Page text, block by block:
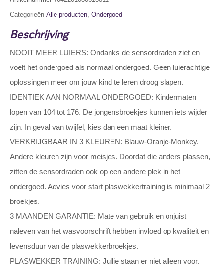
Categorieën Alle producten, Ondergoed
Beschrijving
NOOIT MEER LUIERS: Ondanks de sensordraden ziet en
voelt het ondergoed als normaal ondergoed. Geen luierachtige
oplossingen meer om jouw kind te leren droog slapen.
IDENTIEK AAN NORMAAL ONDERGOED: Kindermaten
lopen van 104 tot 176. De jongensbroekjes kunnen iets wijder
zijn. In geval van twijfel, kies dan een maat kleiner.
VERKRIJGBAAR IN 3 KLEUREN: Blauw-Oranje-Monkey.
Andere kleuren zijn voor meisjes. Doordat die anders plassen,
zitten de sensordraden ook op een andere plek in het
ondergoed. Advies voor start plaswekkertraining is minimaal 2
broekjes.
3 MAANDEN GARANTIE: Mate van gebruik en onjuist
naleven van het wasvoorschrift hebben invloed op kwaliteit en
levensduur van de plaswekkerbroekjes.
PLASWEKKER TRAINING: Jullie staan er niet alleen voor.